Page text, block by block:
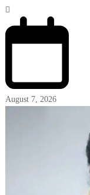
August 7, 2026